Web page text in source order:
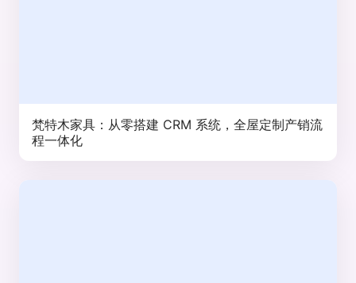
梵特木家具：从零搭建 CRM 系统，全屋定制产销流
程一体化